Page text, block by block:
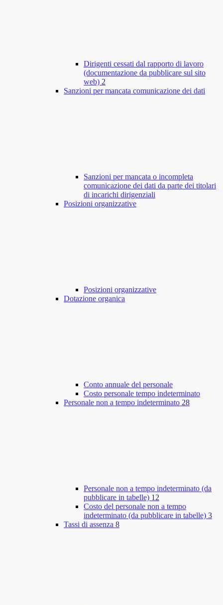
Dirigenti cessati dal rapporto di lavoro
(documentazione da pubblicare sul sito
web) 2
Sanzioni per mancata comunicazione dei dati
Sanzioni per mancata o incompleta
comunicazione dei dati da parte dei titolari
di incarichi dirigenziali
Posizioni organizzative
Posizioni organizzative
Dotazione organica
Conto annuale del personale
Costo personale tempo indeterminato
Personale non a tempo indeterminato 28
Personale non a tempo indeterminato (da
pubblicare in tabelle) 12
Costo del personale non a tempo
indeterminato (da pubblicare in tabelle) 3
Tassi di assenza 8